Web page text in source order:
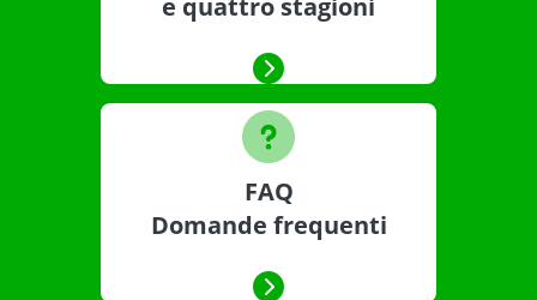
e quattro stagioni
FAQ
Domande frequenti